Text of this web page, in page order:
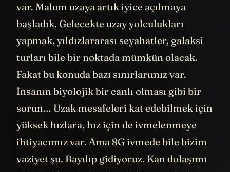
var. Malum uzaya artık iyice açılmaya
başladık. Gelecekte uzay yolculukları
yapmak, yıldızlararası seyahatler, galaksi
turları bile bir noktada mümkün olacak.
Fakat bu konuda bazı sınırlarımız var.
İnsanın biyolojik bir canlı olması gibi bir
sorun… Uzak mesafeleri kat edebilmek için
yüksek hızlara, hız için de ivmelenmeye
ihtiyacımız var. Ama 8G ivmede bile bizim
vaziyet şu. Bayılıp gidiyoruz. Kan dolaşımı